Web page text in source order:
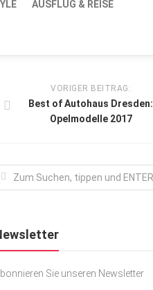
AUSFLUG & REISE
VORIGER BEITRAG:
Best of Autohaus Dresden:
Opelmodelle 2017
Sie unseren Newsletter